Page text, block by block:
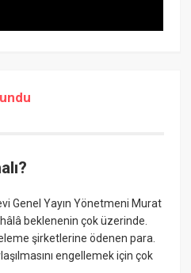
Genel Yayın Yönetmeni Murat
beklenenin çok üzerinde.
şirketlerine ödenen para.
engellemek için çok